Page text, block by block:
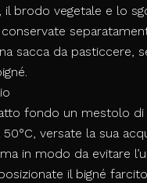
il brodo vegetale e lo
sacca da pasticcere,
fondo un mestolo
versate la sua
in modo da evitare
il bigné